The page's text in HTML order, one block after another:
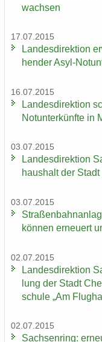
wach­sen
17.07.2015
Lan­des­di­rek­ti­on
hen­der Asyl-​
16.07.2015
Lan­des­di­rek­ti­on
Notunter­künfte in
03.07.2015
Lan­des­di­rek­ti­on
haus­halt der
03.07.2015
kön­nen er­neu­ert
02.07.2015
Lan­des­di­rek­ti­on
lung der Stadt
schu­le „Am
02.07.2015
Sach­sen­ring: